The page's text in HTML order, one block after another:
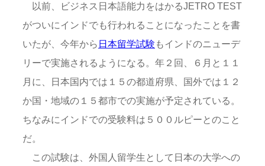
以前、ビジネス日本語能力をはかるJETRO TEST
がついにインドでも行われることになったことを書
いたが、今年から 日本留学試験 もインドのニューデ
リーで実施されるようになる。年２回、６月と１１
月に、日本国内では１５の都道府県、国外では１２
か国・地域の１５都市での実施が予定されている。
ちなみにインドでの受験料は５００ルピーとのこと
だ。
この試験は、外国人留学生として日本の大学への